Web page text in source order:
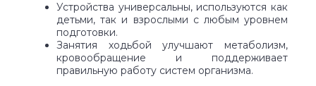
Устройства универсальны, используются как
детьми, так и взрослыми с любым уровнем
подготовки.
Занятия ходьбой улучшают метаболизм,
кровообращение и поддерживает
правильную работу систем организма.